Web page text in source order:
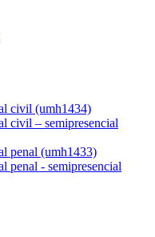
civil (umh1434)
civil – semipresencial
penal (umh1433)
penal - semipresencial